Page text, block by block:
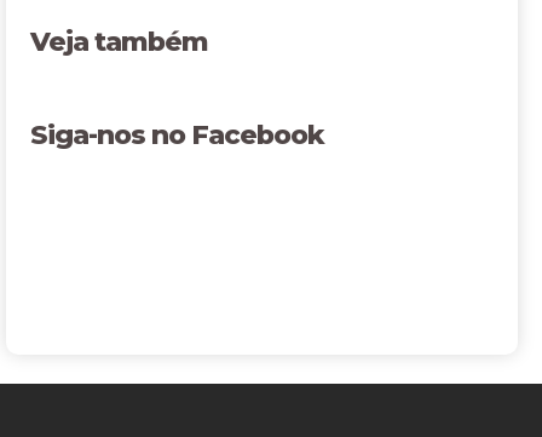
Veja também
Siga-nos no Facebook